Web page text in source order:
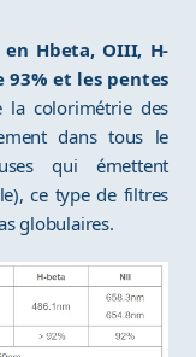
en Hbeta, OIII, H-
93% et les pentes
la colorimétrie des
dans tous le
qui émettent
ce type de filtres
globulaires.